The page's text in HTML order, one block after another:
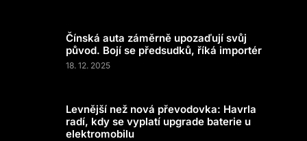
Čínská auta záměrně upozaďují svůj
původ. Bojí se předsudků, říká importér
18. 12. 2025
Levnější než nová převodovka: Havrla
radí, kdy se vyplatí upgrade baterie u
elektromobilu